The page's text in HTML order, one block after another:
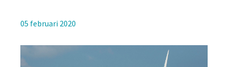
05 februari 2020